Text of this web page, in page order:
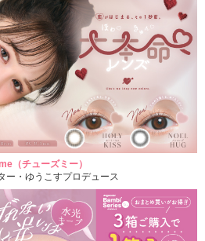
（チューズミー）
ー・ゆうこすプロデュース